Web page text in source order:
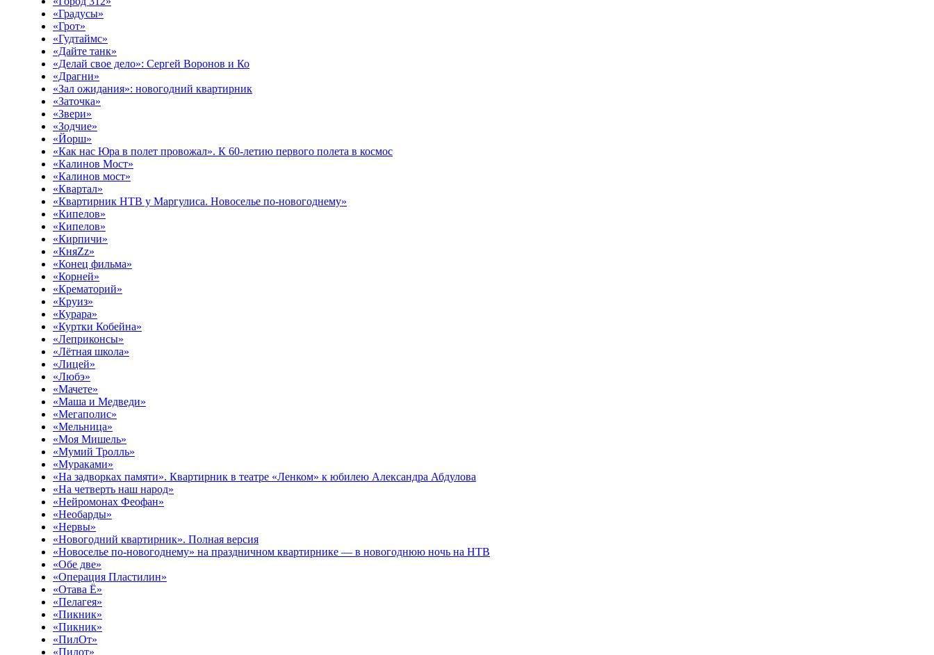
«Градусы»
«Грот»
«Гудтаймс»
«Дайте танк»
«Делай свое дело»: Сергей Воронов и Ко
«Драгни»
«Зал ожидания»: новогодний квартирник
«Заточка»
«Звери»
«Зодчие»
«Йорш»
«Как нас Юра в полет провожал». К 60-летию первого полета в космос
«Калинов Мост»
«Калинов мост»
«Квартал»
«Квартирник НТВ у Маргулиса. Новоселье по-новогоднему»
«Кипелов»
«Кипелов»
«Кирпичи»
«КняZz»
«Конец фильма»
«Корней»
«Крематорий»
«Круиз»
«Курара»
«Куртки Кобейна»
«Леприконсы»
«Лётная школа»
«Лицей»
«Любэ»
«Мачете»
«Маша и Медведи»
«Мегаполис»
«Мельница»
«Моя Мишель»
«Мумий Тролль»
«Мураками»
«На задворках памяти». Квартирник в театре «Ленком» к юбилею Александра Абдулова
«На четверть наш народ»
«Нейромонах Феофан»
«Необарды»
«Нервы»
«Новогодний квартирник». Полная версия
«Новоселье по-новогоднему» на праздничном квартирнике — в новогоднюю ночь на НТВ
«Обе две»
«Операция Пластилин»
«Отава Ё»
«Пелагея»
«Пикник»
«Пикник»
«ПилОт»
«Пилот»